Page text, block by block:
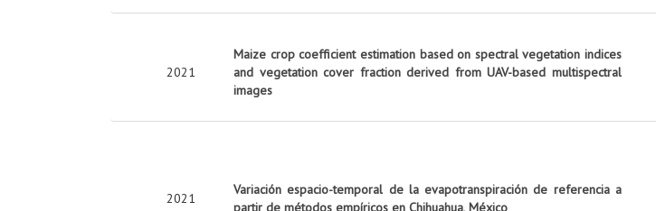
2021
Maize crop coefficient estimation based on spectral vegetation indices
and vegetation cover fraction derived from UAV-based multispectral
images
2021
Variación espacio-temporal de la evapotranspiración de referencia a
partir de métodos empíricos en Chihuahua, México